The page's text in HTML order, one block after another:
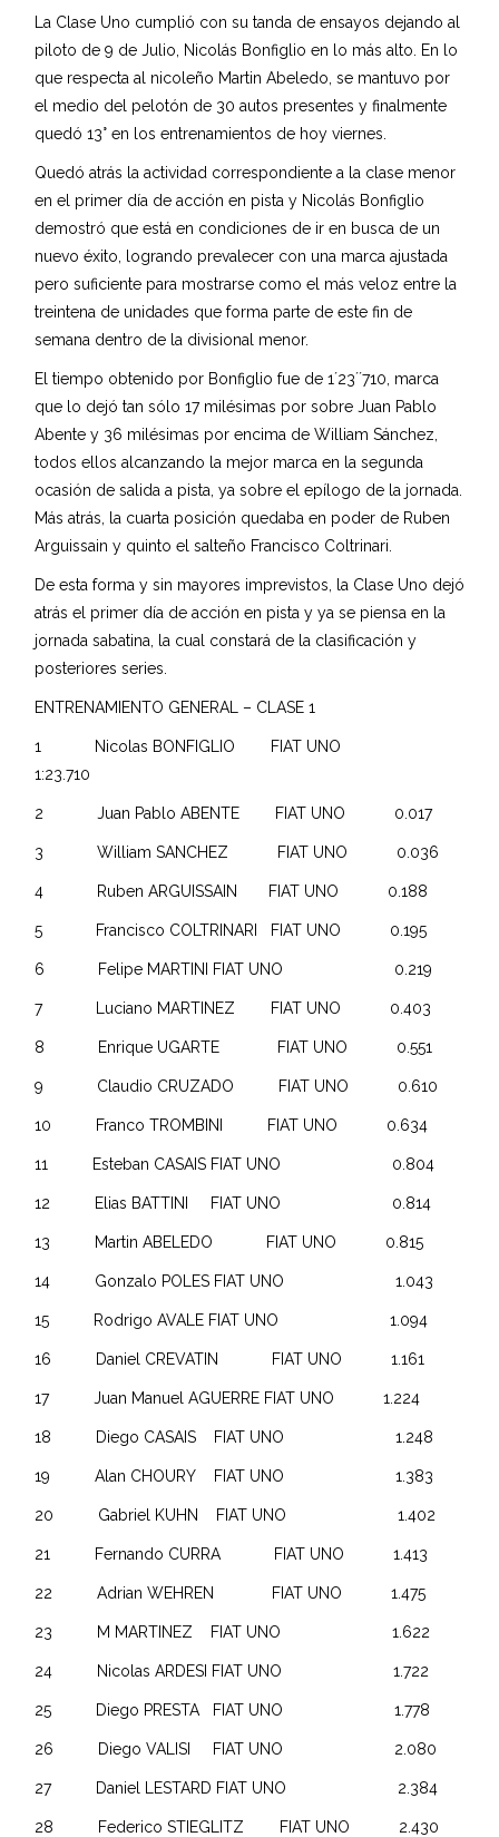
La Clase Uno cumplió con su tanda de ensayos dejando al
piloto de 9 de Julio, Nicolás Bonfiglio en lo más alto. En lo
que respecta al nicoleño Martin Abeledo, se mantuvo por
el medio del pelotón de 30 autos presentes y finalmente
quedó 13° en los entrenamientos de hoy viernes.
Quedó atrás la actividad correspondiente a la clase menor
en el primer día de acción en pista y Nicolás Bonfiglio
demostró que está en condiciones de ir en busca de un
nuevo éxito, logrando prevalecer con una marca ajustada
pero suficiente para mostrarse como el más veloz entre la
treintena de unidades que forma parte de este fin de
semana dentro de la divisional menor.
El tiempo obtenido por Bonfiglio fue de 1´23´´710, marca
que lo dejó tan sólo 17 milésimas por sobre Juan Pablo
Abente y 36 milésimas por encima de William Sánchez,
todos ellos alcanzando la mejor marca en la segunda
ocasión de salida a pista, ya sobre el epílogo de la jornada.
Más atrás, la cuarta posición quedaba en poder de Ruben
Arguissain y quinto el salteño Francisco Coltrinari.
De esta forma y sin mayores imprevistos, la Clase Uno dejó
atrás el primer día de acción en pista y ya se piensa en la
jornada sabatina, la cual constará de la clasificación y
posteriores series.
ENTRENAMIENTO GENERAL – CLASE 1
1 Nicolas BONFIGLIO FIAT UNO
1:23.710
2 Juan Pablo ABENTE FIAT UNO 0.017
3 William SANCHEZ FIAT UNO 0.036
4 Ruben ARGUISSAIN FIAT UNO 0.188
5 Francisco COLTRINARI FIAT UNO 0.195
6 Felipe MARTINI FIAT UNO 0.219
7 Luciano MARTINEZ FIAT UNO 0.403
8 Enrique UGARTE FIAT UNO 0.551
9 Claudio CRUZADO FIAT UNO 0.610
10 Franco TROMBINI FIAT UNO 0.634
11 Esteban CASAIS FIAT UNO 0.804
12 Elias BATTINI FIAT UNO 0.814
13 Martin ABELEDO FIAT UNO 0.815
14 Gonzalo POLES FIAT UNO 1.043
15 Rodrigo AVALE FIAT UNO 1.094
16 Daniel CREVATIN FIAT UNO 1.161
17 Juan Manuel AGUERRE FIAT UNO 1.224
18 Diego CASAIS FIAT UNO 1.248
19 Alan CHOURY FIAT UNO 1.383
20 Gabriel KUHN FIAT UNO 1.402
21 Fernando CURRA FIAT UNO 1.413
22 Adrian WEHREN FIAT UNO 1.475
23 M MARTINEZ FIAT UNO 1.622
24 Nicolas ARDESI FIAT UNO 1.722
25 Diego PRESTA FIAT UNO 1.778
26 Diego VALISI FIAT UNO 2.080
27 Daniel LESTARD FIAT UNO 2.384
28 Federico STIEGLITZ FIAT UNO 2.430